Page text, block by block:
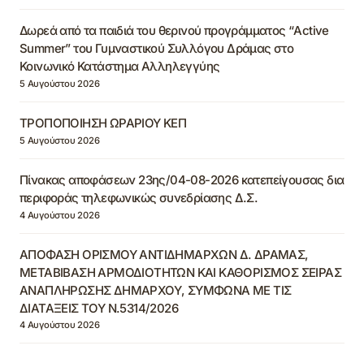
Δωρεά από τα παιδιά του θερινού προγράμματος “Active
Summer” του Γυμναστικού Συλλόγου Δράμας στο
Κοινωνικό Κατάστημα Αλληλεγγύης
5 Αυγούστου 2026
ΤΡΟΠΟΠΟΙΗΣΗ ΩΡΑΡΙΟΥ ΚΕΠ
5 Αυγούστου 2026
Πίνακας αποφάσεων 23ης/04-08-2026 κατεπείγουσας δια
περιφοράς τηλεφωνικώς συνεδρίασης Δ.Σ.
4 Αυγούστου 2026
ΑΠΟΦΑΣΗ ΟΡΙΣΜΟΥ ΑΝΤΙΔΗΜΑΡΧΩΝ Δ. ΔΡΑΜΑΣ,
ΜΕΤΑΒΙΒΑΣΗ ΑΡΜΟΔΙΟΤΗΤΩΝ ΚΑΙ ΚΑΘΟΡΙΣΜΟΣ ΣΕΙΡΑΣ
ΑΝΑΠΛΗΡΩΣΗΣ ΔΗΜΑΡΧΟΥ, ΣΥΜΦΩΝΑ ΜΕ ΤΙΣ
ΔΙΑΤΑΞΕΙΣ ΤΟΥ Ν.5314/2026
4 Αυγούστου 2026